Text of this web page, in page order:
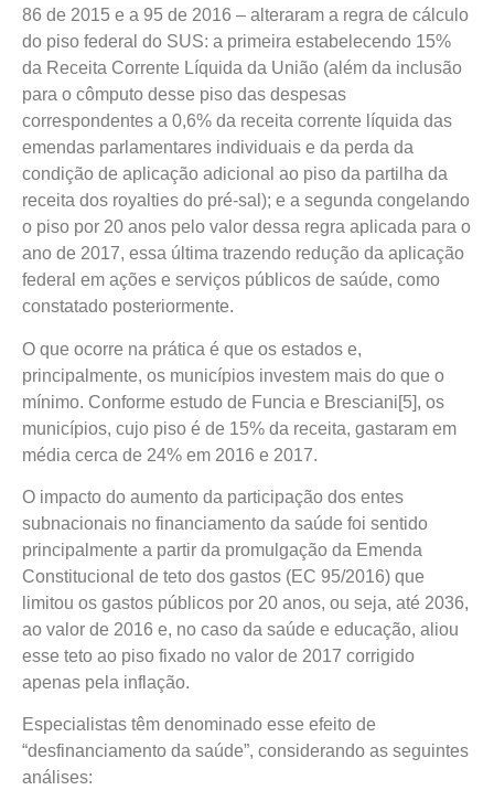
86 de 2015 e a 95 de 2016 – alteraram a regra de cálculo
do piso federal do SUS: a primeira estabelecendo 15%
da Receita Corrente Líquida da União (além da inclusão
para o cômputo desse piso das despesas
correspondentes a 0,6% da receita corrente líquida das
emendas parlamentares individuais e da perda da
condição de aplicação adicional ao piso da partilha da
receita dos royalties do pré-sal); e a segunda congelando
o piso por 20 anos pelo valor dessa regra aplicada para o
ano de 2017, essa última trazendo redução da aplicação
federal em ações e serviços públicos de saúde, como
constatado posteriormente.
O que ocorre na prática é que os estados e,
principalmente, os municípios investem mais do que o
mínimo. Conforme estudo de Funcia e Bresciani[5], os
municípios, cujo piso é de 15% da receita, gastaram em
média cerca de 24% em 2016 e 2017.
O impacto do aumento da participação dos entes
subnacionais no financiamento da saúde foi sentido
principalmente a partir da promulgação da Emenda
Constitucional de teto dos gastos (EC 95/2016) que
limitou os gastos públicos por 20 anos, ou seja, até 2036,
ao valor de 2016 e, no caso da saúde e educação, aliou
esse teto ao piso fixado no valor de 2017 corrigido
apenas pela inflação.
Especialistas têm denominado esse efeito de
“desfinanciamento da saúde”, considerando as seguintes
análises: